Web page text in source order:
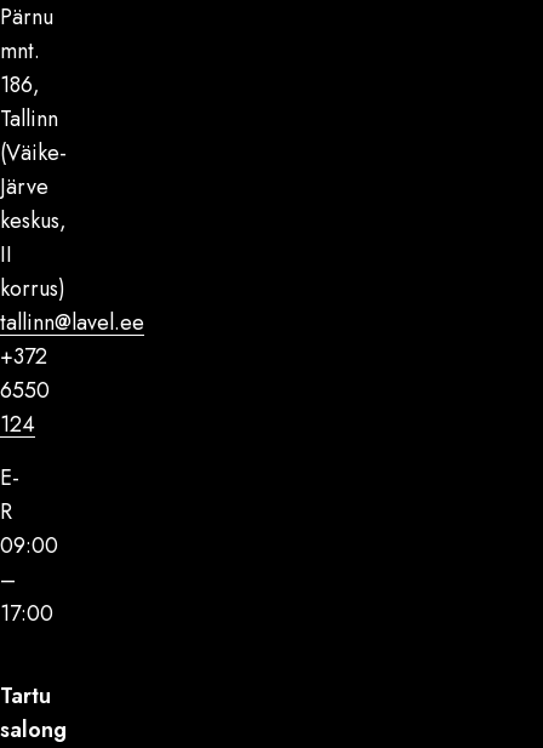
Pärnu
mnt.
186,
Tallinn
(Väike-
Järve
keskus,
II
korrus)
tallinn@lavel.ee
+372
6550
124
E-
R
09:00
–
17:00
Tartu
salong